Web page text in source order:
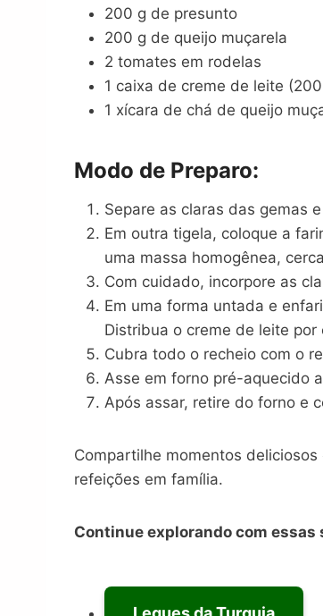
200 g de presunto
200 g de queijo muçarela
2 tomates em rodelas
1 caixa de creme de leite
1 xícara de chá de queijo
Modo de Preparo:
Separe as claras das gemas
Em outra tigela, coloque a
uma massa homogênea,
Com cuidado, incorpore as
Em uma forma untada e
Distribua o creme de leite por
Cubra todo o recheio com o
Asse em forno pré-aquecido
Após assar, retire do forno e
Compartilhe momentos
refeições em família.
Continue explorando com